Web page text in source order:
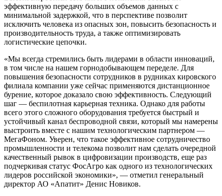
эффективную передачу больших объемов данных с
минимальной задержкой, что в перспективе позволит
исключить человека из опасных зон, повысить безопасность и
производительность труда, а также оптимизировать
логистические цепочки.
«Мы всегда стремились быть лидерами в области инноваций,
в том числе на нашем горнодобывающем переделе. Для
повышения безопасности сотрудников в рудниках кировского
филиала компании уже сейчас применяются дистанционное
бурение, которое доказало свою эффективность. Следующий
шаг — беспилотная карьерная техника. Однако для работы
всего этого сложного оборудования требуется быстрый и
устойчивый канал беспроводной связи, который мы намерены
выстроить вместе с нашим технологическим партнером —
МегаФоном. Уверен, что такое эффективное сотрудничество
промышленности и телекома позволит нам сделать очередной
качественный рывок в цифровизации производств, еще раз
подчеркивая статус ФосАгро как одного из технологических
лидеров российской экономики», — отметил генеральный
директор АО «Апатит» Денис Новиков.